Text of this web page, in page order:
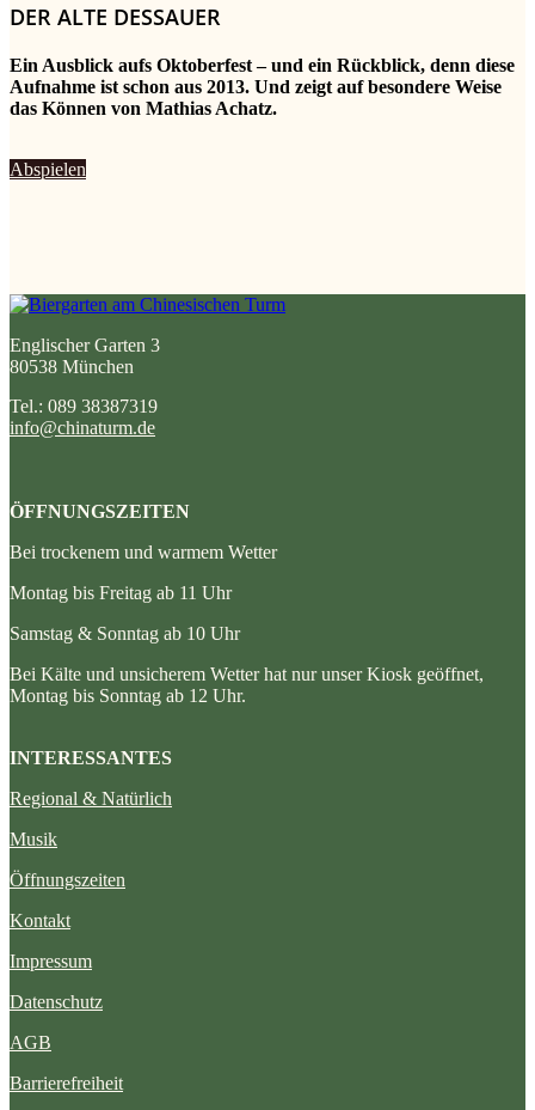
DER ALTE DESSAUER
Ein Ausblick aufs Oktoberfest – und ein Rückblick, denn diese
Aufnahme ist schon aus 2013. Und zeigt auf besondere Weise
das Können von Mathias Achatz.
Abspielen
Englischer Garten 3
80538 München
Tel.: 089 38387319
info@chinaturm.de
ÖFFNUNGSZEITEN
Bei trockenem und warmem Wetter
Montag bis Freitag ab 11 Uhr
Samstag & Sonntag ab 10 Uhr
Bei Kälte und unsicherem Wetter hat nur unser Kiosk geöffnet,
Montag bis Sonntag ab 12 Uhr.
INTERESSANTES
Regional & Natürlich
Musik
Öffnungszeiten
Kontakt
Impressum
Datenschutz
AGB
Barrierefreiheit